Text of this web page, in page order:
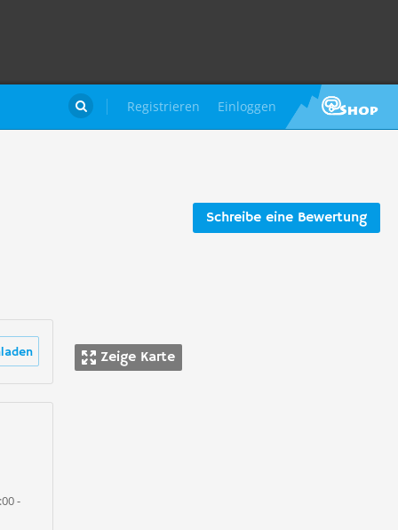
Registrieren Einloggen

Schreibe eine Bewertung
Zeige Karte
-